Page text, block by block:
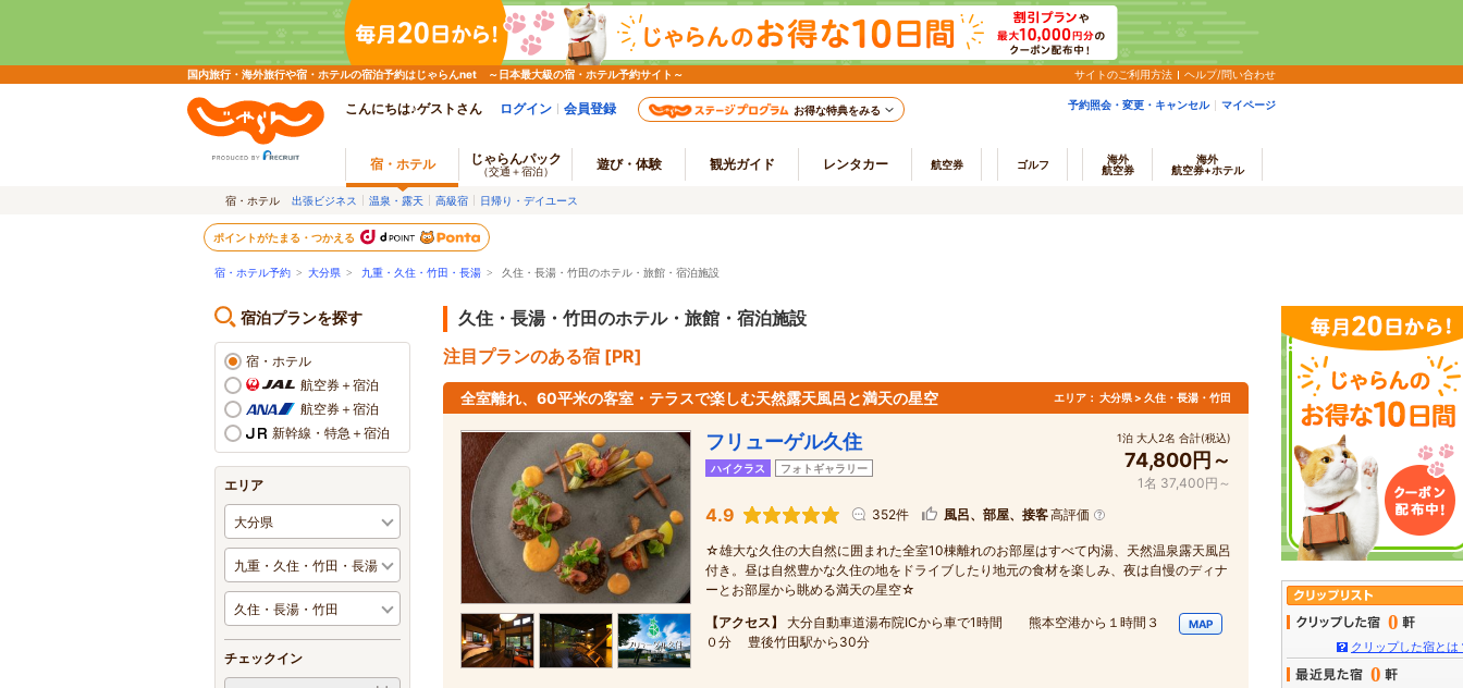
国内旅行・海外旅行や宿・ホテルの宿泊予約はじゃらんnet ～日本最大級の宿・ホテル予約サイト～ サイトのご利用方法 ヘルプ/問い合わせ
こんにちは♪ゲストさん ログイン 会員登録 お得な特典をみる 予約照会・変更・キャンセル マイページ
宿・ホテル じゃらんパック
（交通＋宿泊） 遊び・体験 観光ガイド レンタカー 航空券 ゴルフ
海外
航空券
海外
航空券+ホテル
宿・ホテル 出張ビジネス 温泉・露天 高級宿 日帰り・デイユース
ポイントがたまる・つかえる
宿・ホテル予約 > 大分県 > 九重・久住・竹田・長湯 > 久住・長湯・竹田のホテル・旅館・宿泊施設
宿泊プランを探す
宿・ホテル
航空券＋宿泊
航空券＋宿泊
新幹線・特急＋宿泊
エリア
チェックイン
久住・長湯・竹田のホテル・旅館・宿泊施設
注目プランのある宿 [PR]
全室離れ、60平米の客室・テラスで楽しむ天然露天風呂と満天の星空 エリア： 大分県 > 久住・長湯・竹田
フリューゲル久住
ハイクラス フォトギャラリー
1泊 大人2名 合計(税込)
74,800円～
1名 37,400円～
4.9 352件 風呂、部屋、接客高評価
☆雄大な久住の大自然に囲まれた全室10棟離れのお部屋はすべて内湯、天然温泉露天風呂
付き。昼は自然豊かな久住の地をドライブしたり地元の食材を楽しみ、夜は自慢のディナ
ーとお部屋から眺める満天の星空☆
【アクセス】
大分自動車道湯布院ICから車で1時間 熊本空港から１時間３
０分 豊後竹田駅から30分
MAP 0
クリップした宿とは
0